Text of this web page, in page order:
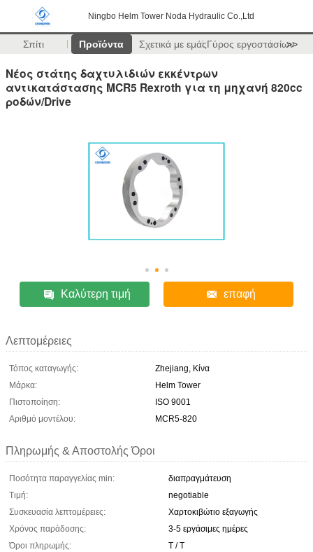
Ningbo Helm Tower Noda Hydraulic Co.,Ltd
Σπίτι Προϊόντα Σχετικά με εμάςΓύρος εργοστασίων
>>
Νέος στάτης δαχτυλιδιών εκκέντρων
αντικατάστασης MCR5 Rexroth για τη μηχανή 820cc
ροδών/Drive
Καλύτερη τιμή επαφή
Λεπτομέρειες
Τόπος καταγωγής:
Zhejiang, Κίνα
Μάρκα:
Helm Tower
Πιστοποίηση:
ISO 9001
Αριθμό μοντέλου:
MCR5-820
Πληρωμής & Αποστολής Όροι
Ποσότητα παραγγελίας min:
διαπραγμάτευση
Τιμή:
negotiable
Συσκευασία λεπτομέρειες:
Χαρτοκιβώτιο εξαγωγής
Χρόνος παράδοσης:
3-5 εργάσιμες ημέρες
Όροι πληρωμής:
T / T